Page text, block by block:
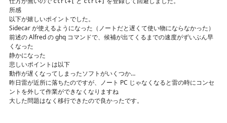
所感
以下が嬉しいポイントでした。
Sidecar が使えるようになった（ノートだと遅くて使い物にならなかった）
前述の Alfred の ghq コマンドで、候補が出てくるまでの速度がずいぶん早
くなった
静かになった
悲しいポイントは以下
動作が遅くなってしまったソフトがいくつか…
昨日雷が近所に落ちたのですが、ノート PC じゃなくなると雷の時にコンセ
ントを外して作業ができなくなりますね
大した問題はなく移行できたので良かったです。